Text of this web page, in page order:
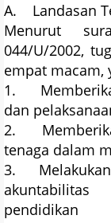
A. Landasan
Menurut
044/U/2002,
empat macam,
1.
dan
2.
tenaga dalam
3. Melakukan
akuntabilitas
pendidikan